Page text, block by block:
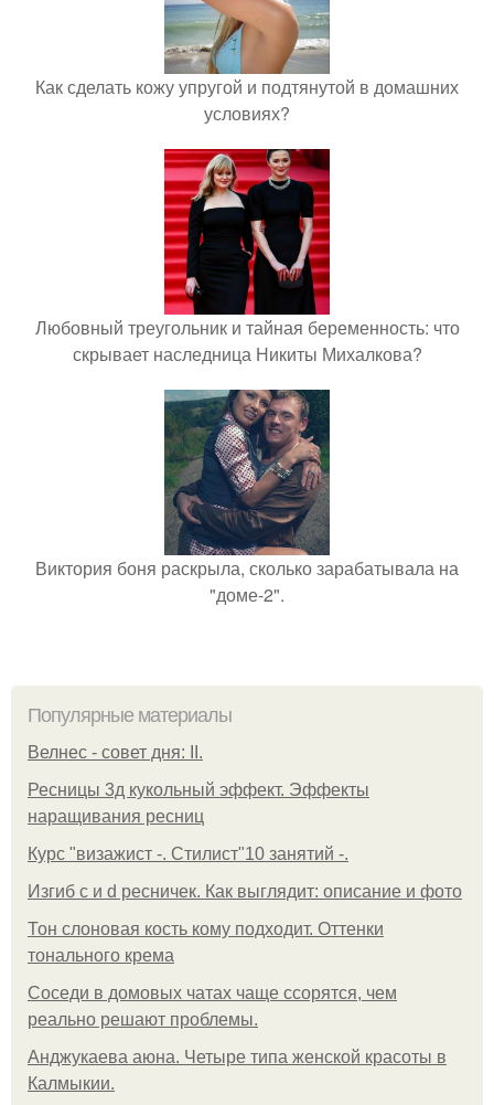
Как сделать кожу упругой и подтянутой в домашних
условиях?
Любовный треугольник и тайная беременность: что
скрывает наследница Никиты Михалкова?
Виктория боня раскрыла, сколько зарабатывала на
"доме-2".
Популярные материалы
Велнес - совет дня: II.
Ресницы 3д кукольный эффект. Эффекты
наращивания ресниц
Курс "визажист -. Стилист"10 занятий -.
Изгиб c и d ресничек. Как выглядит: описание и фото
Тон слоновая кость кому подходит. Оттенки
тонального крема
Соседи в домовых чатах чаще ссорятся, чем
реально решают проблемы.
Анджукаева аюна. Четыре типа женской красоты в
Калмыкии.